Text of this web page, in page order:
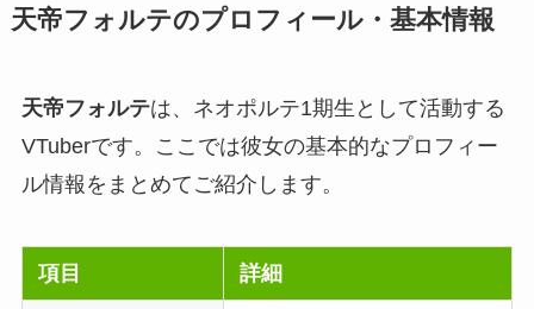
天帝フォルテのプロフィール・基本情報
天帝フォルテは、ネオポルテ1期生として活動する
VTuberです。ここでは彼女の基本的なプロフィー
ル情報をまとめてご紹介します。
項目 詳細